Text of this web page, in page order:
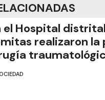
el Hospital
realizaron la